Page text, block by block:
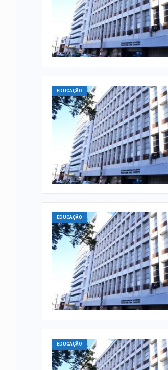
EDUCAÇÃO
EDUCAÇÃO
EDUCAÇÃO